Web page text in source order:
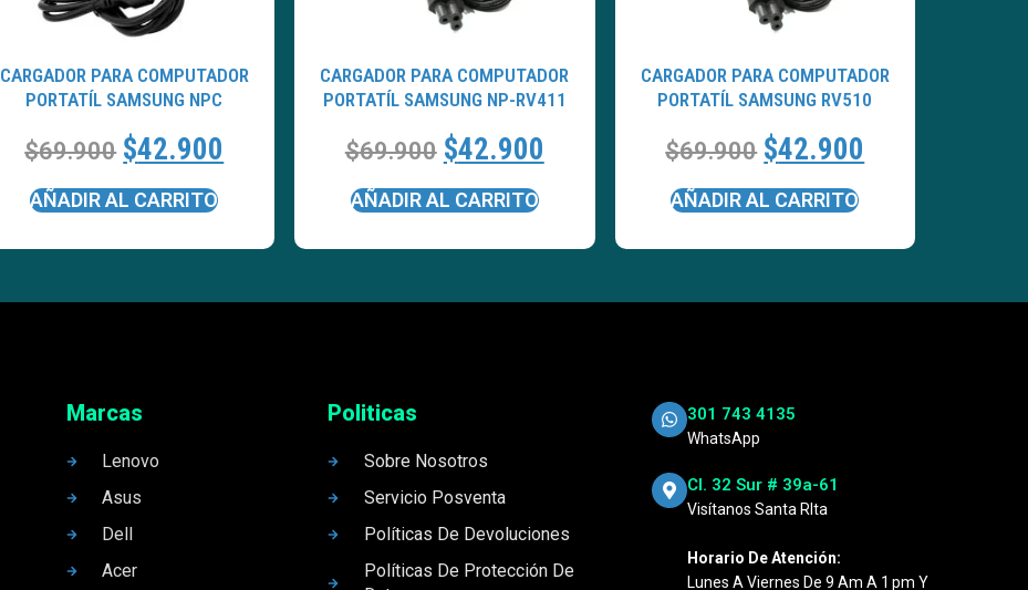
CARGADOR PARA COMPUTADOR
PORTATÍL SAMSUNG NPC
$69.900 $42.900
AÑADIR AL CARRITO
CARGADOR PARA COMPUTADOR
PORTATÍL SAMSUNG NP-RV411
$69.900 $42.900
AÑADIR AL CARRITO
CARGADOR PARA COMPUTADOR
PORTATÍL SAMSUNG RV510
$69.900 $42.900
AÑADIR AL CARRITO
Marcas
Lenovo
Asus
Dell
Acer
Politicas
Sobre Nosotros
Servicio Posventa
Políticas De Devoluciones
Políticas De Protección De
301 743 4135
WhatsApp
Cl. 32 Sur # 39a-61
Visítanos Santa RIta
Horario De Atención:
Lunes A Viernes De 9 Am A 1 Pm Y